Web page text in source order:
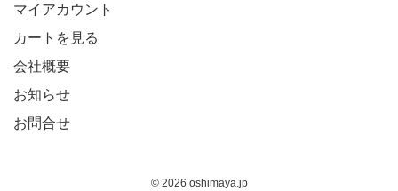
マイアカウント
カートを見る
会社概要
お知らせ
お問合せ
© 2026 oshimaya.jp